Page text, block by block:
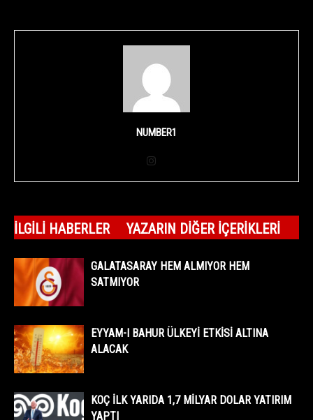
NUMBER1
İLGILI HABERLER YAZARIN DIĞER İÇERIKLERI
GALATASARAY HEM ALMIYOR HEM
SATMIYOR
EYYAM-I BAHUR ÜLKEYİ ETKİSİ ALTINA
ALACAK
KOÇ İLK YARIDA 1,7 MİLYAR DOLAR YATIRIM
YAPTI